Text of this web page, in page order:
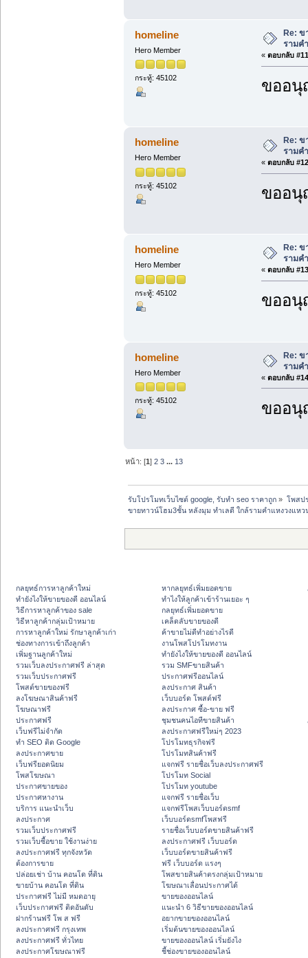
homeline
Hero Member
กระทู้: 45102
Re:
รามค
« ตอบกลับ
ขออนุ
homeline
Hero Member
กระทู้: 45102
Re:
รามค
« ตอบกลับ
ขออนุ
homeline
Hero Member
กระทู้: 45102
Re:
รามค
« ตอบกลับ
ขออนุ
homeline
Hero Member
กระทู้: 45102
Re: ข
รามค
« ตอบกลับ
ขออนุ
หน้า: [1]2 3 ... 13
รับโปรโมทเว็บไซต์ google, รับทำ seo ราคาถูก » โพสป
ขายทาวน์โฮม3ชั้น หลังมุม ทำเลดี ใกล้รามคำแหงวงแห
กลยุทธ์การหาลูกค้าใหม่
ทํายังไงให้ขายของดี ออนไลน์
วิธีการหาลูกค้าของ sale
วิธีหาลูกค้ากลุ่มเป้าหมาย
การหาลูกค้าใหม่ รักษาลูกค้าเก่า
ช่องทางการเข้าถึงลูกค้า
เพิ่มฐานลูกค้าใหม่
รวมเว็บลงประกาศฟรี ล่าสุด
รวมเว็บประกาศฟรี
โพสต์ขายของฟรี
ลงโฆษณาสินค้าฟรี
โฆษณาฟรี
ประกาศฟรี
เว็บฟรีไม่จำกัด
ทำ SEO ติด Google
ลงประกาศขาย
เว็บฟรียอดนิยม
โพสโฆษณา
ประกาศขายของ
ประกาศหางาน
บริการ แนะนำเว็บ
ลงประกาศ
รวมเว็บประกาศฟรี
รวมเว็บซื้อขาย ใช้งานง่าย
ลงประกาศฟรี ทุกจังหวัด
ต้องการขาย
ปล่อยเช่า บ้าน คอนโด ที่ดิน
ขายบ้าน คอนโด ที่ดิน
ประกาศฟรี ไม่มี หมดอายุ
เว็บประกาศฟรี ติดอันดับ
ฝากร้านฟรี โพ ส ฟรี
ลงประกาศฟรี กรุงเทพ
ลงประกาศฟรี ทั่วไทย
ลงประกาศโฆษณาฟรี
หากลยุทธ์เพิ่มยอดขาย
ทําไงให้ลูกค้าเข้าร้านเยอะ ๆ
กลยุทธ์เพิ่มยอดขาย
เคล็ดลับขายของดี
ค้าขายไม่ดีทำอย่างไรดี
งานโพสโปรโมทงาน
ทํายังไงให้ขายของดี ออนไลน์
รวม SMFขายสินค้า
ประกาศฟรีออนไลน์
ลงประกาศ สินค้า
เว็บบอร์ด โพสต์ฟรี
ลงประกาศ ซื้อ-ขาย ฟรี
ชุมชนคนไอทีขายสินค้า
ลงประกาศฟรีใหม่ๆ 2023
โปรโมทธุรกิจฟรี
โปรโมทสินค้าฟรี
แจกฟรี รายชื่อเว็บลงประกาศฟรี
โปรโมท Social
โปรโมท youtube
แจกฟรี รายชื่อเว็บ
แจกฟรีโพสเว็บบอร์ดsmf
เว็บบอร์ดsmfโพสฟรี
รายชื่อเว็บบอร์ดขายสินค้าฟรี
ลงประกาศฟรี เว็บบอร์ด
เว็บบอร์ดขายสินค้าฟรี
ฟรี เว็บบอร์ด แรงๆ
โพสขายสินค้าตรงกลุ่มเป้าหมาย
โฆษณาเลื่อนประกาศได้
ขายของออนไลน์
แนะนำ 6 วิธีขายของออนไลน์
อยากขายของออนไลน์
เริ่มต้นขายของออนไลน์
ขายของออนไลน์ เริ่มยังไง
ชี้ช่องขายของออนไลน์